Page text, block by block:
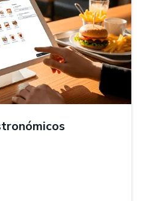
Treinta?
es la solución ideal para
aquí podrás gestionar
controlar costos de
mesas, pedidos y calcular
en tiempo real.
reduce desperdicios y aumenta la
de tu negocio gastronómico.